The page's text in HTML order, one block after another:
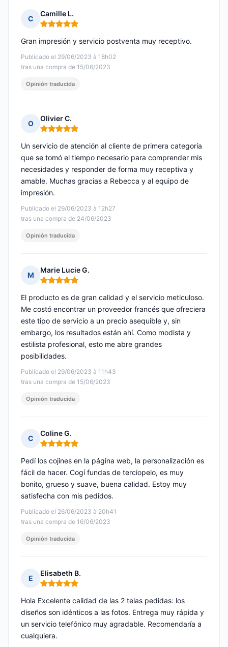
C
Camille L.
Nota: 5 de 5
Publicado el 29/06/2023 à 18h02
tras una compra de 15/06/2023
Gran impresión y servicio postventa muy receptivo.
Opinión traducida
O
Olivier C.
Nota: 5 de 5
Publicado el 29/06/2023 à 12h27
tras una compra de 24/06/2023
Un servicio de atención al cliente de primera categoría
que se tomó el tiempo necesario para comprender mis
necesidades y responder de forma muy receptiva y
amable. Muchas gracias a Rebecca y al equipo de
impresión.
Opinión traducida
M
Marie Lucie G.
Nota: 5 de 5
Publicado el 29/06/2023 à 11h43
tras una compra de 15/06/2023
El producto es de gran calidad y el servicio meticuloso.
Me costó encontrar un proveedor francés que ofreciera
este tipo de servicio a un precio asequible y, sin
embargo, los resultados están ahí. Como modista y
estilista profesional, esto me abre grandes
posibilidades.
Opinión traducida
C
Coline G.
Nota: 5 de 5
Publicado el 26/06/2023 à 20h41
tras una compra de 16/06/2023
Pedí los cojines en la página web, la personalización es
fácil de hacer. Cogí fundas de terciopelo, es muy
bonito, grueso y suave, buena calidad. Estoy muy
satisfecha con mis pedidos.
Opinión traducida
E
Elisabeth B.
Nota: 5 de 5
Hola Excelente calidad de las 2 telas pedidas: los
diseños son idénticos a las fotos. Entrega muy rápida y
un servicio telefónico muy agradable. Recomendaría a
cualquiera.